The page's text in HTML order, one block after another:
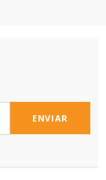
ENVIAR